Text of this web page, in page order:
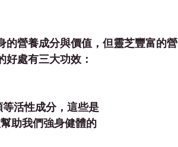
的營養成分與價值，但靈芝豐富的營
處有三大功效：
等活性成分，這些是
助我們強身健體的